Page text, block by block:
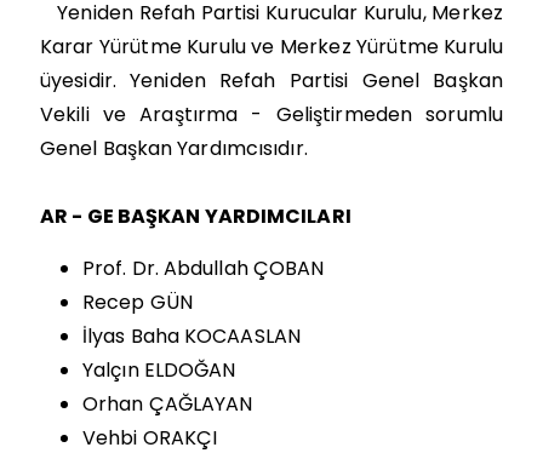
Yeniden Refah Partisi Kurucular Kurulu, Merkez
Karar Yürütme Kurulu ve Merkez Yürütme Kurulu
üyesidir. Yeniden Refah Partisi Genel Başkan
Vekili ve Araştırma - Geliştirmeden sorumlu
Genel Başkan Yardımcısıdır.
AR - GE BAŞKAN YARDIMCILARI
Prof. Dr. Abdullah ÇOBAN
Recep GÜN
İlyas Baha KOCAASLAN
Yalçın ELDOĞAN
Orhan ÇAĞLAYAN
Vehbi ORAKÇI